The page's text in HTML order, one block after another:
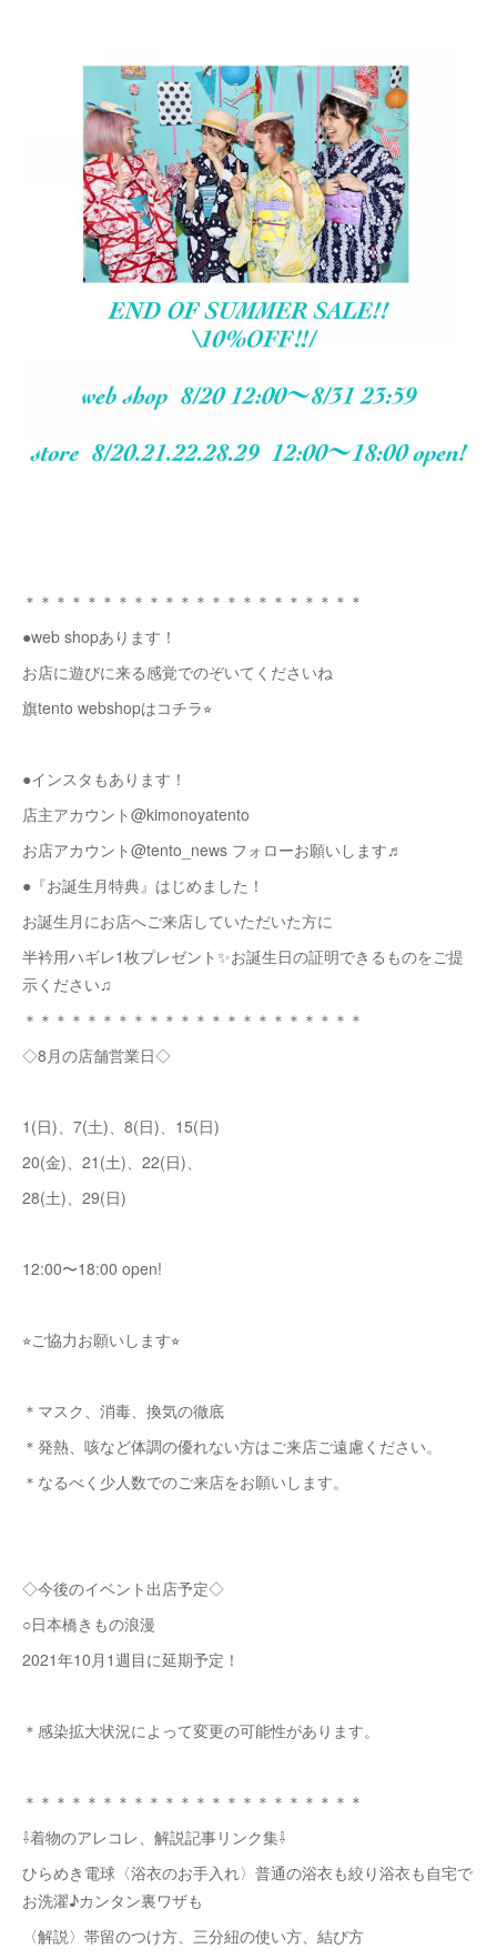
＊＊＊＊＊＊＊＊＊＊＊＊＊＊＊＊＊＊＊＊＊＊
●web shopあります！
お店に遊びに来る感覚でのぞいてくださいね
旗tento webshopはコチラ⭐︎
●インスタもあります！
店主アカウント@kimonoyatento
お店アカウント@tento_news フォローお願いします♬
●『お誕生月特典』はじめました！
お誕生月にお店へご来店していただいた方に
半衿用ハギレ1枚プレゼント✨お誕生日の証明できるものをご提
示ください♫
＊＊＊＊＊＊＊＊＊＊＊＊＊＊＊＊＊＊＊＊＊＊
◇8月の店舗営業日◇
1(日)、7(土)、8(日)、15(日)
20(金)、21(土)、22(日)、
28(土)、29(日)
12:00〜18:00 open!
⭐︎ご協力お願いします⭐︎
＊マスク、消毒、換気の徹底
＊発熱、咳など体調の優れない方はご来店ご遠慮ください。
＊なるべく少人数でのご来店をお願いします。
◇今後のイベント出店予定◇
○日本橋きもの浪漫
2021年10月1週目に延期予定！
＊感染拡大状況によって変更の可能性があります。
＊＊＊＊＊＊＊＊＊＊＊＊＊＊＊＊＊＊＊＊＊＊
⇩着物のアレコレ、解説記事リンク集⇩
ひらめき電球〈浴衣のお手入れ〉普通の浴衣も絞り浴衣も自宅で
お洗濯♪カンタン裏ワザも
〈解説〉帯留のつけ方、三分紐の使い方、結び方